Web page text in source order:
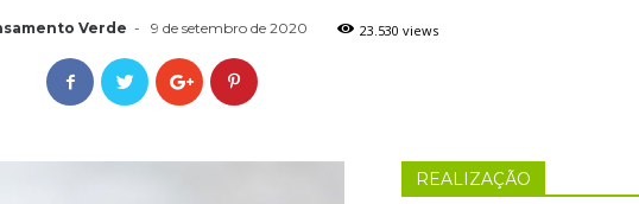
Verde - 9 de setembro de 2020 23.530 views
REALIZAÇÃO